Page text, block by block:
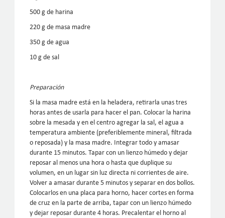
500 g de harina
220 g de masa madre
350 g de agua
10 g de sal
Preparación
Si la masa madre está en la heladera, retirarla unas tres
horas antes de usarla para hacer el pan. Colocar la harina
sobre la mesada y en el centro agregar la sal, el agua a
temperatura ambiente (preferiblemente mineral, filtrada
o reposada) y la masa madre. Integrar todo y amasar
durante 15 minutos. Tapar con un lienzo húmedo y dejar
reposar al menos una hora o hasta que duplique su
volumen, en un lugar sin luz directa ni corrientes de aire.
Volver a amasar durante 5 minutos y separar en dos bollos.
Colocarlos en una placa para horno, hacer cortes en forma
de cruz en la parte de arriba, tapar con un lienzo húmedo
y dejar reposar durante 4 horas. Precalentar el horno al